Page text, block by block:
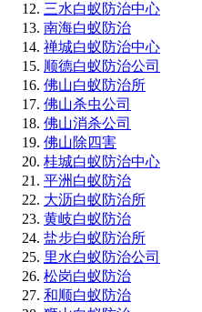
三水白蚁防治中心
南海白蚁防治
禅城白蚁防治中心
顺德白蚁防治公司
佛山白蚁防治所
佛山杀虫公司
佛山消杀公司
佛山除四害
桂城白蚁防治中心
平洲白蚁防治
大沥白蚁防治所
黄岐白蚁防治
盐步白蚁防治所
里水白蚁防治公司
松岗白蚁防治
和顺白蚁防治